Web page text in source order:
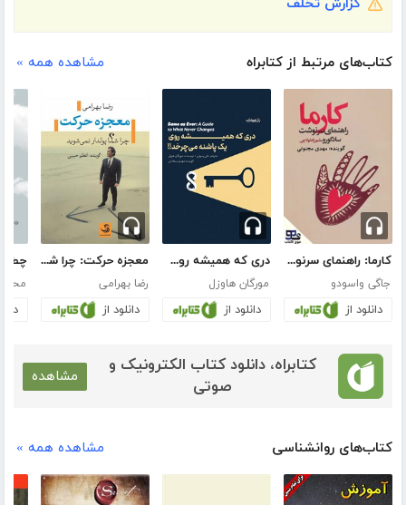
گزارش تخلف
کتاب‌های مرتبط از کتابراه مشاهده همه »
کارما: راهنمای سرنوشت
جاگی واسودو
دانلود از
دری که همیشه روی یک پاشنه می‌چرخد
مورگان هاوزل
دانلود از
معجزه حرکت: چرا شما پولدار نمی‌شوید؟
رضا بهرامی
دانلود از
کتابراه، دانلود کتاب الکترونیک و
صوتی
مشاهده
کتاب‌های روانشناسی مشاهده همه »